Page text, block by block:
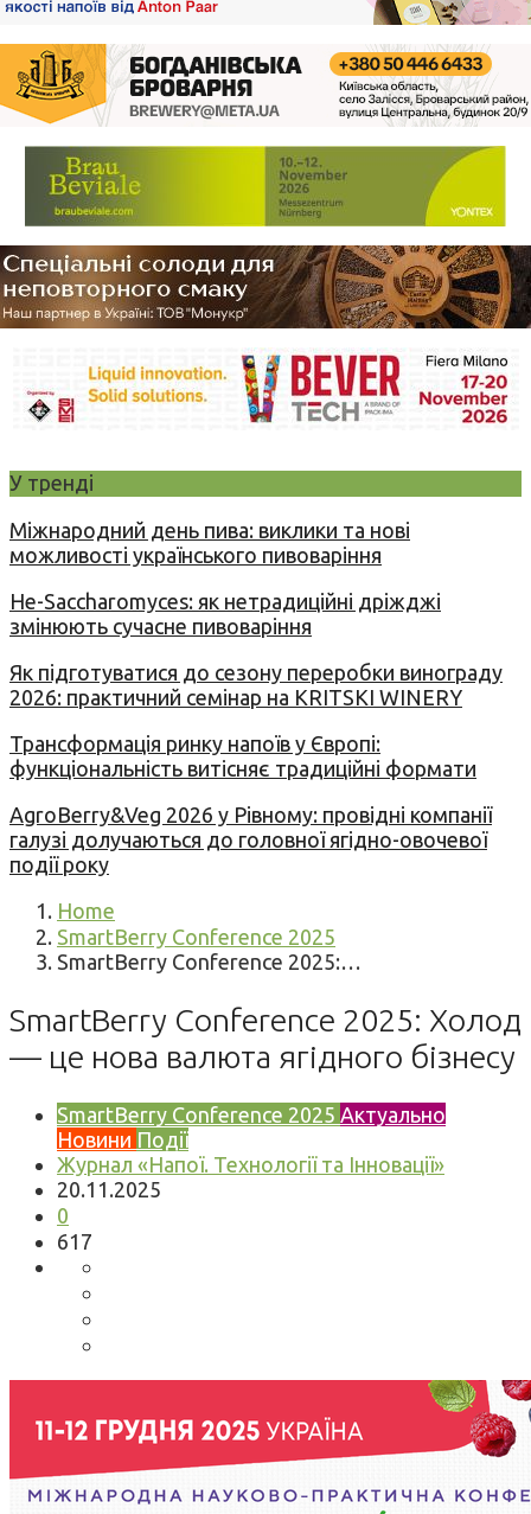
У тренді
Міжнародний день пива: виклики та нові
можливості українського пивоваріння
Не-Saccharomyces: як нетрадиційні дріжджі
змінюють сучасне пивоваріння
Як підготуватися до сезону переробки винограду
2026: практичний семінар на KRITSKI WINERY
Трансформація ринку напоїв у Європі:
функціональність витісняє традиційні формати
AgroBerry&Veg 2026 у Рівному: провідні компанії
галузі долучаються до головної ягідно-овочевої
події року
Home
SmartBerry Conference 2025
SmartBerry Conference 2025:…
SmartBerry Conference 2025: Холод
— це нова валюта ягідного бізнесу
SmartBerry Conference 2025 Актуально
Новини Події
Журнал «Напої. Технології та Інновації»
20.11.2025
0
617